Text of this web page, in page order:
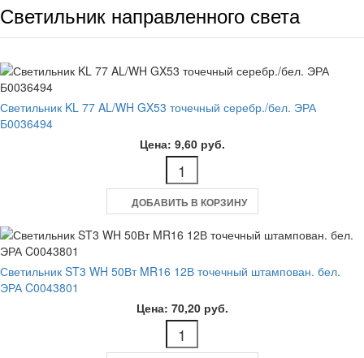
Светильник направленного света
Светильник KL 77 AL/WH GX53 точечный серебр./бел. ЭРА
Б0036494
Цена: 9,60 руб.
ДОБАВИТЬ В КОРЗИНУ
Светильник ST3 WH 50Вт MR16 12В точечный штампован. бел.
ЭРА C0043801
Цена: 70,20 руб.